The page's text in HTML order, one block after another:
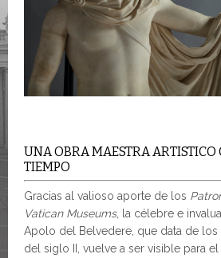
UNA OBRA MAESTRA ARTISTICO
TIEMPO
Gracias al valioso aporte de los
Vatican Museums, la célebre e
Apolo del Belvedere, que data de
del siglo II, vuelve a ser visible para